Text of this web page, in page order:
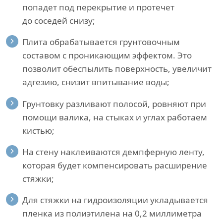
попадет под перекрытие и протечет
до соседей снизу;
Плита обрабатывается грунтовочным
составом с проникающим эффектом. Это
позволит обеспылить поверхность, увеличит
адгезию, снизит впитывание воды;
Грунтовку разливают полосой, ровняют при
помощи валика, на стыках и углах работаем
кистью;
На стену наклеиваются демпферную ленту,
которая будет компенсировать расширение
стяжки;
Для стяжки на гидроизоляции укладывается
пленка из полиэтилена на 0,2 миллиметра